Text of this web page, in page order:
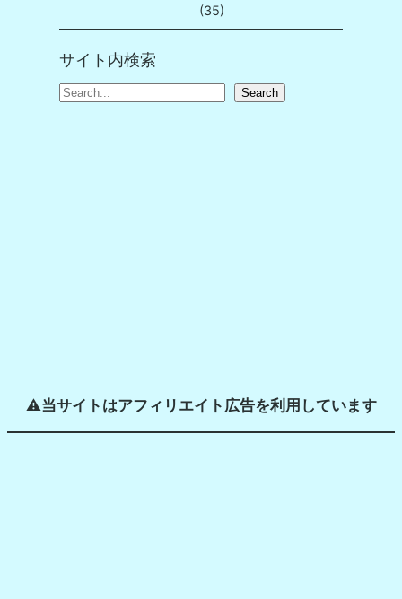
(35)
サイト内検索
S
Search
⚠️当サイトはアフィリエイト広告を利用しています